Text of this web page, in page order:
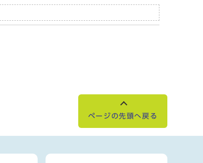
ページの先頭へ戻る